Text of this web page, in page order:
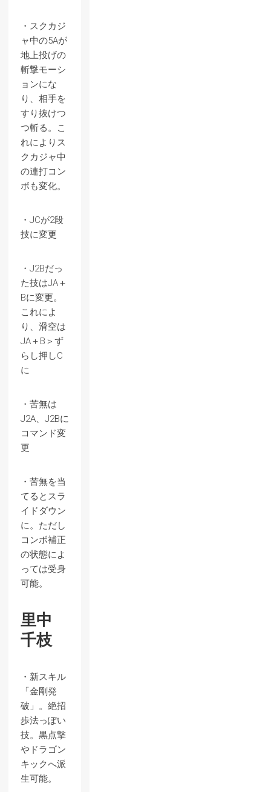
・スクカジ
ャ中の5Aが
地上投げの
斬撃モーシ
ョンにな
り、相手を
すり抜けつ
つ斬る。こ
れによりス
クカジャ中
の連打コン
ボも変化。
・JCが2段
技に変更
・J2Bだっ
た技はJA＋
Bに変更。
これによ
り、滑空は
JA＋B＞ず
らし押しC
に
・苦無は
J2A、J2Bに
コマンド変
更
・苦無を当
てるとスラ
イドダウン
に。ただし
コンボ補正
の状態によ
っては受身
可能。
里中
千枝
・新スキル
「金剛発
破」。絶招
歩法っぽい
技。黒点撃
やドラゴン
キックへ派
生可能。